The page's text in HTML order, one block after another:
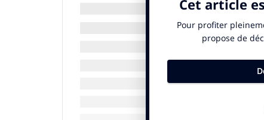
génère chaque jour des milliers de
d’entre nous n’arrêtera pas
tout ce bruit finit par éveiller une prise
alimentation et l’intérêt du végétal…
Ainsi, dans les conversations sur